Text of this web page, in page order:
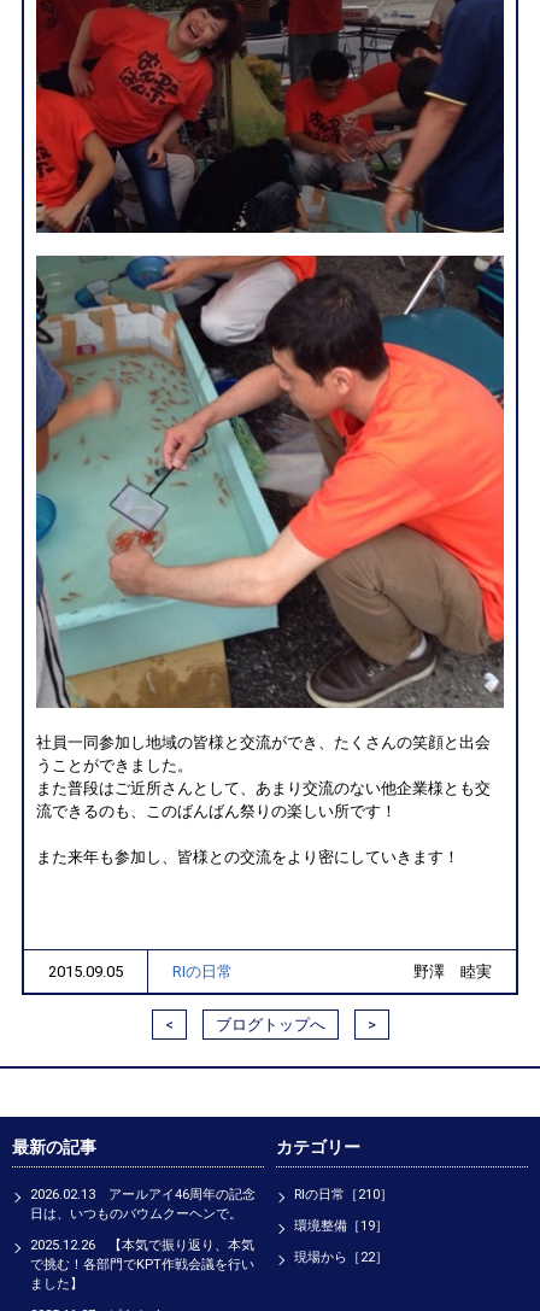
社員一同参加し地域の皆様と交流ができ、たくさんの笑顔と出会
うことができました。
また普段はご近所さんとして、あまり交流のない他企業様とも交
流できるのも、このばんばん祭りの楽しい所です！
また来年も参加し、皆様との交流をより密にしていきます！
2015.09.05 RIの日常 野澤 睦実
< ブログトップへ >
最新の記事
2026.02.13 アールアイ46周年の記念
日は、いつものバウムクーヘンで。
2025.12.26 【本気で振り返り、本気
で挑む！各部門でKPT作戦会議を行い
ました】
カテゴリー
RIの日常［210］
環境整備［19］
現場から［22］